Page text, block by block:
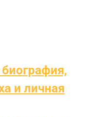
и личная